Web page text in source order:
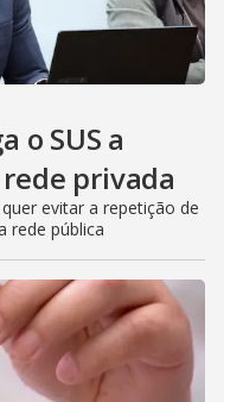
o SUS a
privada
evitar a repetição de
rede pública